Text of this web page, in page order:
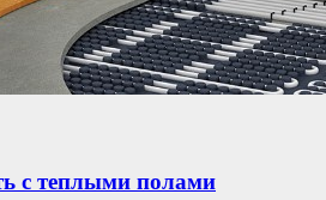
с теплыми полами